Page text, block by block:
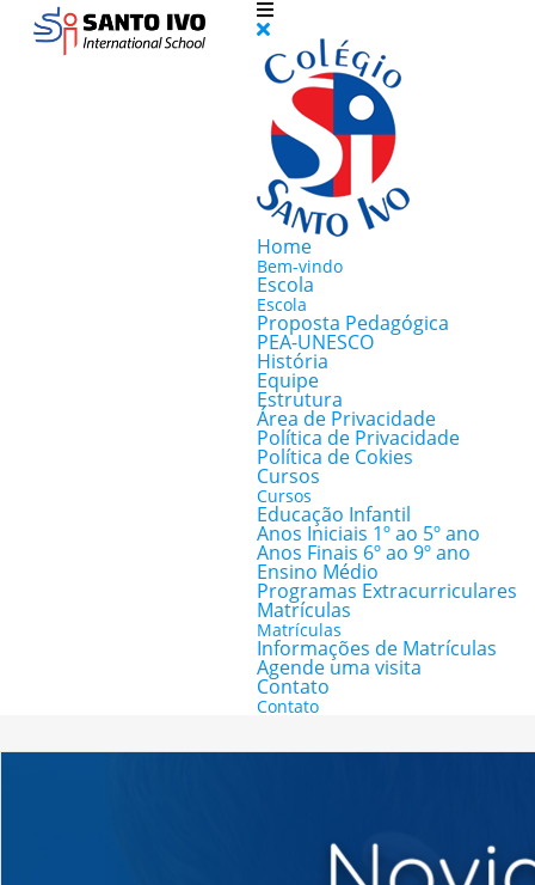
Home
Bem-vindo
Escola
Escola
Proposta Pedagógica
PEA-UNESCO
História
Equipe
Estrutura
Área de Privacidade
Política de Privacidade
Política de Cokies
Cursos
Cursos
Educação Infantil
Anos Iniciais 1º ao 5º ano
Anos Finais 6º ao 9º ano
Ensino Médio
Programas Extracurriculares
Matrículas
Matrículas
Informações de Matrículas
Agende uma visita
Contato
Contato